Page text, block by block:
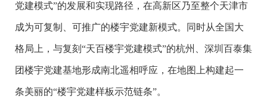
党建模式”的发展和实现路径，在高新区乃至整个天津市
成为可复制、可推广的楼宇党建新模式。同时从全国大
格局上，与复刻“天百楼宇党建模式”的杭州、深圳百泰集
团楼宇党建基地形成南北遥相呼应，在地图上构建起一
条美丽的“楼宇党建样板示范链条”。